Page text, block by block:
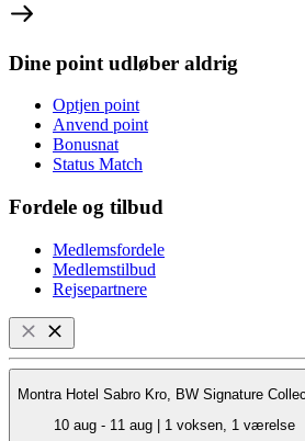
Dine point udløber aldrig
Optjen point
Anvend point
Bonusnat
Status Match
Fordele og tilbud
Medlemsfordele
Medlemstilbud
Rejsepartnere
Montra Hotel Sabro Kro, BW Signature
10 aug - 11 aug | 1 voksen, 1 værelse